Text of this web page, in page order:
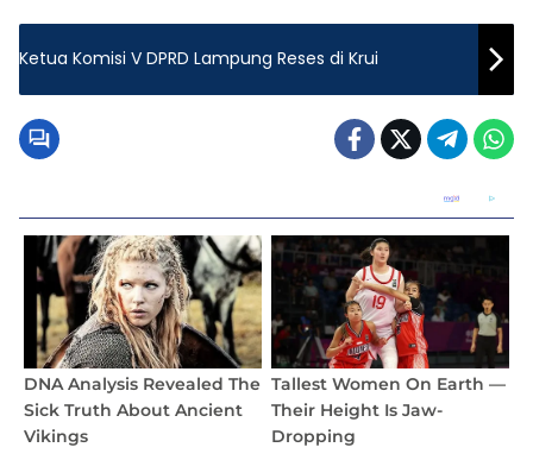
Ketua Komisi V DPRD Lampung Reses di Krui